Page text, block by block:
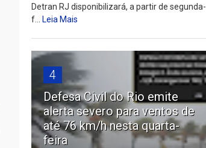
Detran RJ disponibilizará, a partir de segunda-
f...Leia Mais
4
Defesa Civil do Rio emite
alerta severo para ventos de
até 76 km/h nesta quarta-
feira